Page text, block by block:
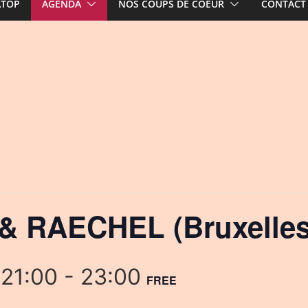
AGENDA NOS COUPS DE COEUR CONTACT
RAECHEL
- 23:00 FREE